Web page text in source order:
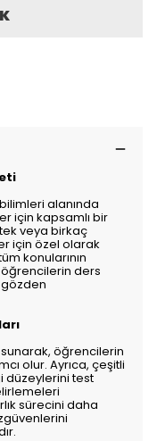
alanında
için kapsamlı bir
veya birkaç
için özel olarak
konularının
ders
gözden
öğrencilerin
olur. Ayrıca, çeşitli
düzeylerini test
sürecini daha